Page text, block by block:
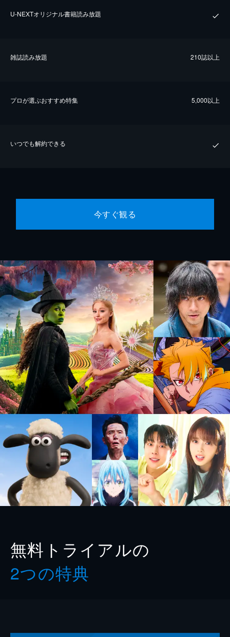
U-NEXTオリジナル書籍読み放題
雑誌読み放題 210誌以上
プロが選ぶおすすめ特集 5,000以上
いつでも解約できる
今すぐ観る
無料トライアルの
2つの特典